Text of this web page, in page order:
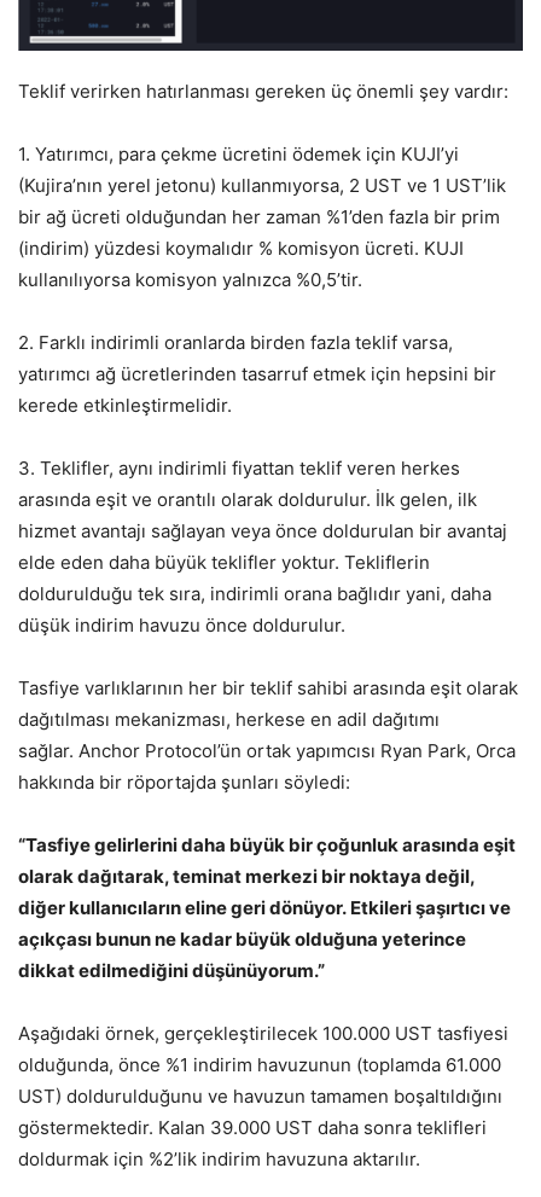
Teklif verirken hatırlanması gereken üç önemli şey vardır:
1. Yatırımcı, para çekme ücretini ödemek için KUJI’yi
(Kujira’nın yerel jetonu) kullanmıyorsa, 2 UST ve 1 UST’lik
bir ağ ücreti olduğundan her zaman %1’den fazla bir prim
(indirim) yüzdesi koymalıdır % komisyon ücreti. KUJI
kullanılıyorsa komisyon yalnızca %0,5’tir.
2. Farklı indirimli oranlarda birden fazla teklif varsa,
yatırımcı ağ ücretlerinden tasarruf etmek için hepsini bir
kerede etkinleştirmelidir.
3. Teklifler, aynı indirimli fiyattan teklif veren herkes
arasında eşit ve orantılı olarak doldurulur. İlk gelen, ilk
hizmet avantajı sağlayan veya önce doldurulan bir avantaj
elde eden daha büyük teklifler yoktur. Tekliflerin
doldurulduğu tek sıra, indirimli orana bağlıdır yani, daha
düşük indirim havuzu önce doldurulur.
Tasfiye varlıklarının her bir teklif sahibi arasında eşit olarak
dağıtılması mekanizması, herkese en adil dağıtımı
sağlar. Anchor Protocol’ün ortak yapımcısı Ryan Park, Orca
hakkında bir röportajda şunları söyledi:
“Tasfiye gelirlerini daha büyük bir çoğunluk arasında eşit
olarak dağıtarak, teminat merkezi bir noktaya değil,
diğer kullanıcıların eline geri dönüyor. Etkileri şaşırtıcı ve
açıkçası bunun ne kadar büyük olduğuna yeterince
dikkat edilmediğini düşünüyorum.”
Aşağıdaki örnek, gerçekleştirilecek 100.000 UST tasfiyesi
olduğunda, önce %1 indirim havuzunun (toplamda 61.000
UST) doldurulduğunu ve havuzun tamamen boşaltıldığını
göstermektedir. Kalan 39.000 UST daha sonra teklifleri
doldurmak için %2’lik indirim havuzuna aktarılır.